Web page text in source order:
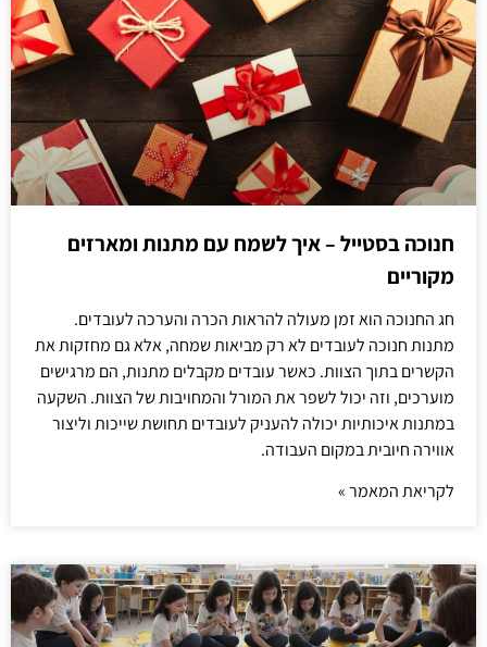
חנוכה בסטייל – איך לשמח עם מתנות ומארזים
מקוריים
חג החנוכה הוא זמן מעולה להראות הכרה והערכה לעובדים.
מתנות חנוכה לעובדים לא רק מביאות שמחה, אלא גם מחזקות את
הקשרים בתוך הצוות. כאשר עובדים מקבלים מתנות, הם מרגישים
מוערכים, וזה יכול לשפר את המורל והמחויבות של הצוות. השקעה
במתנות איכותיות יכולה להעניק לעובדים תחושת שייכות וליצור
אווירה חיובית במקום העבודה.
לקריאת המאמר »